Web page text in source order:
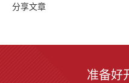
分享文章
准备好